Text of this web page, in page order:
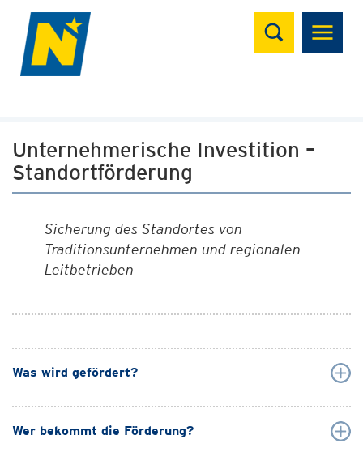
Suchen
Unternehmerische Investition –
Standortförderung
Sicherung des Standortes von
Traditionsunternehmen und regionalen
Leitbetrieben
Was wird gefördert?
Wer bekommt die Förderung?